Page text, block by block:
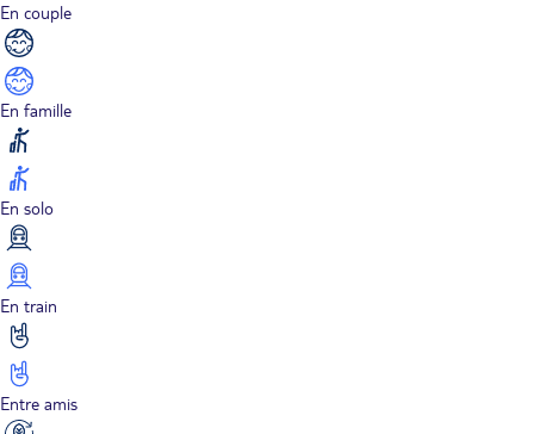
En couple
En famille
En solo
En train
Entre amis